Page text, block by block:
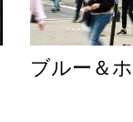
ブルー＆